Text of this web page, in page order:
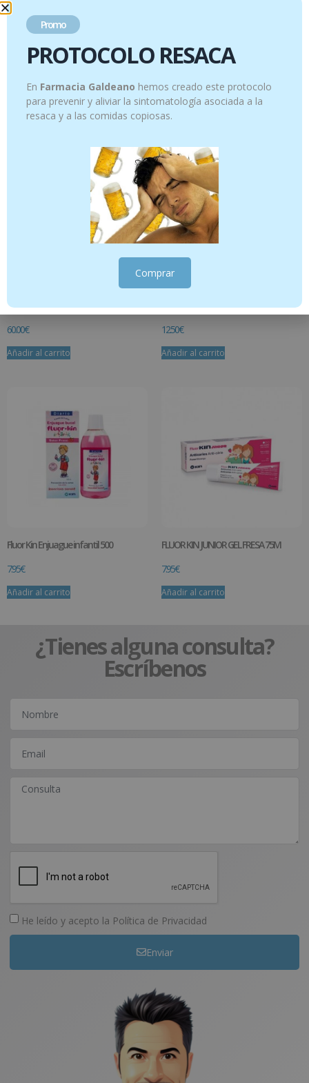
• Uso exclusivo en perros
• Evitar contacto con ojos y mucosas
• Lavarse las manos tras su manipulación
• Consultar envase para indicaciones específicas según
Productos relacionados
Difusor Cera
60.00€
Añadir al carrito
FLUOR KIN CALCIO INF COL 500ML
12.50€
Añadir al carrito
Fluor Kin Enjuague infantil 500
7.95€
Añadir al carrito
FLUOR KIN JUNIOR GEL FRESA 75M
7.95€
Añadir al carrito
¿Tienes alguna consulta?
Escríbenos
He leído y acepto la Política de Privacidad
Enviar
Promo
PROTOCOLO RESACA
En Farmacia Galdeano hemos creado este protocolo
para prevenir y aliviar la sintomatología asociada a la
resaca y a las comidas copiosas.
Comprar